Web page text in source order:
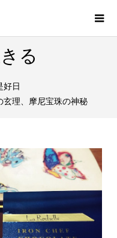
る
日
玄理、摩尼宝珠の神秘